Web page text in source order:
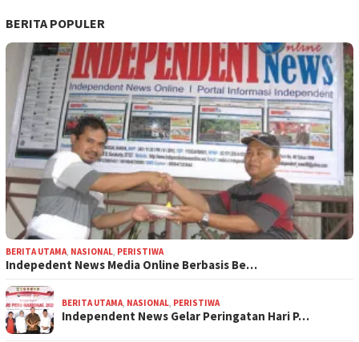
BERITA POPULER
BERITA UTAMA, NASIONAL, PERISTIWA
Indepedent News Media Online Berbasis Be…
BERITA UTAMA, NASIONAL, PERISTIWA
Independent News Gelar Peringatan Hari P…